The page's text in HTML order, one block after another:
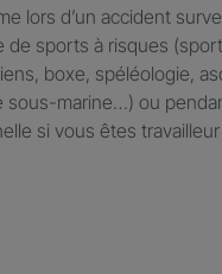
lors d’un accident
de sports à risques
boxe, spéléologie,
sous-marine…) ou
si vous êtes travailleur